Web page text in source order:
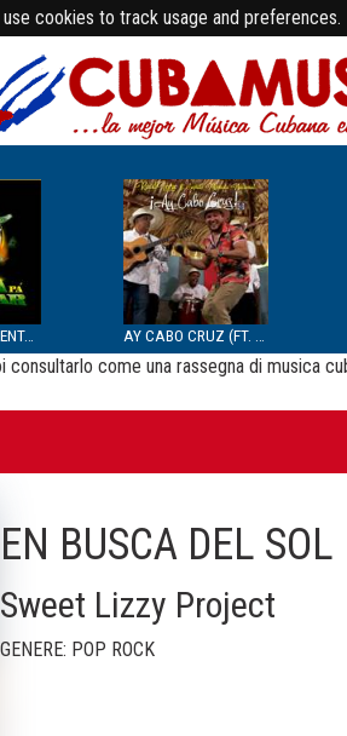
use cookies to track usage and preferences.
BOMBA PA CALENTAR
come una rassegna di musica
EN BUSCA DEL SOL
Sweet Lizzy Project
GENERE: POP ROCK